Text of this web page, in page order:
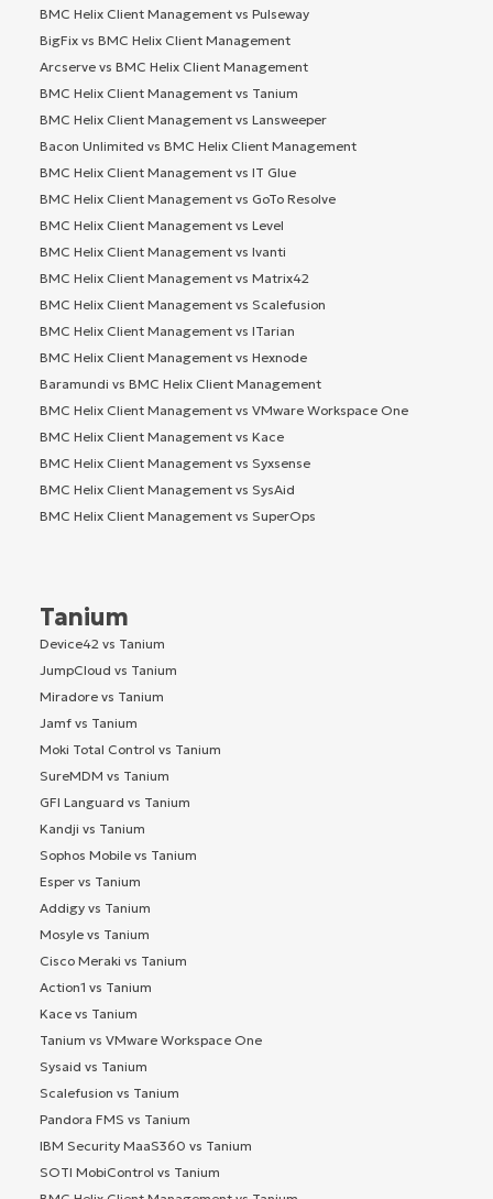
BMC Helix Client Management vs Pulseway
BigFix vs BMC Helix Client Management
Arcserve vs BMC Helix Client Management
BMC Helix Client Management vs Tanium
BMC Helix Client Management vs Lansweeper
Bacon Unlimited vs BMC Helix Client Management
BMC Helix Client Management vs IT Glue
BMC Helix Client Management vs GoTo Resolve
BMC Helix Client Management vs Level
BMC Helix Client Management vs Ivanti
BMC Helix Client Management vs Matrix42
BMC Helix Client Management vs Scalefusion
BMC Helix Client Management vs ITarian
BMC Helix Client Management vs Hexnode
Baramundi vs BMC Helix Client Management
BMC Helix Client Management vs VMware Workspace One
BMC Helix Client Management vs Kace
BMC Helix Client Management vs Syxsense
BMC Helix Client Management vs SysAid
BMC Helix Client Management vs SuperOps
Tanium
Device42 vs Tanium
JumpCloud vs Tanium
Miradore vs Tanium
Jamf vs Tanium
Moki Total Control vs Tanium
SureMDM vs Tanium
GFI Languard vs Tanium
Kandji vs Tanium
Sophos Mobile vs Tanium
Esper vs Tanium
Addigy vs Tanium
Mosyle vs Tanium
Cisco Meraki vs Tanium
Action1 vs Tanium
Kace vs Tanium
Tanium vs VMware Workspace One
Sysaid vs Tanium
Scalefusion vs Tanium
Pandora FMS vs Tanium
IBM Security MaaS360 vs Tanium
SOTI MobiControl vs Tanium